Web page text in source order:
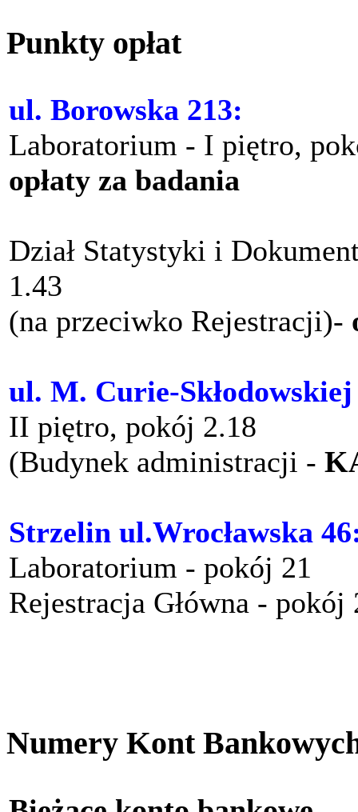
Punkty opłat
ul. Borowska 213:
Laboratorium - I piętro,
opłaty za badania
Dział Statystyki i
1.43
(na przeciwko Rejestracji)-
ul. M. Curie-Skłodowskiej
II piętro, pokój 2.18
(Budynek administracji -
Strzelin ul.Wrocławska
Laboratorium - pokój 21
Rejestracja Główna -
Numery Kont